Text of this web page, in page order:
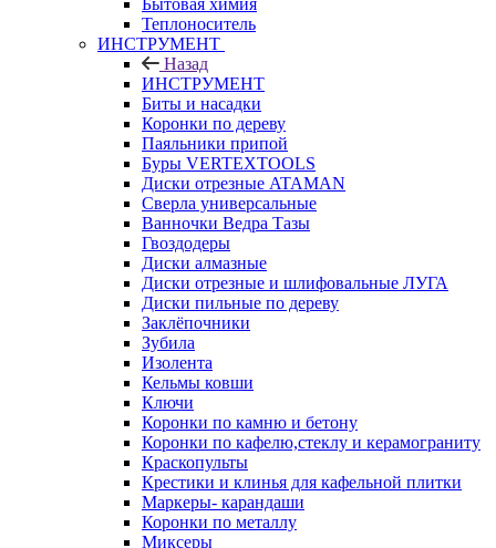
Бытовая химия
Теплоноситель
ИНСТРУМЕНТ
Назад
ИНСТРУМЕНТ
Биты и насадки
Коронки по дереву
Паяльники припой
Буры VERTEXTOOLS
Диски отрезные ATAMAN
Сверла универсальные
Ванночки Ведра Тазы
Гвоздодеры
Диски алмазные
Диски отрезные и шлифовальные ЛУГА
Диски пильные по дереву
Заклёпочники
Зубила
Изолента
Кельмы ковши
Ключи
Коронки по камню и бетону
Коронки по кафелю,стеклу и керамограниту
Краскопульты
Крестики и клинья для кафельной плитки
Маркеры- карандаши
Коронки по металлу
Миксеры